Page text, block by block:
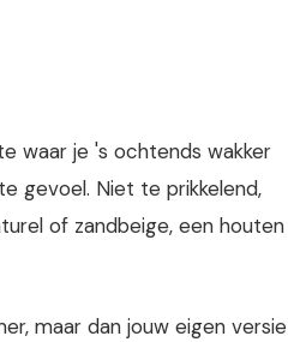
waar je 's ochtends wakker
gevoel. Niet te prikkelend,
of zandbeige, een houten
maar dan jouw eigen versie